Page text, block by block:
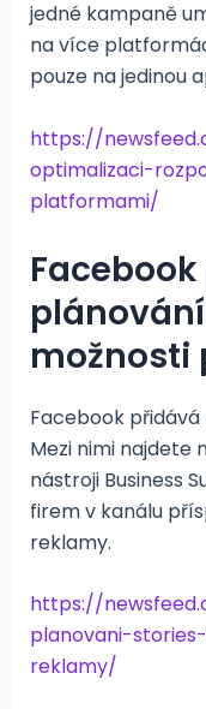
jedné kampaně
na více
pouze na jedinou
https://
optimalizaci-
platformami/
možnosti
Facebook
Mezi nimi najdete
nástroji Business
firem v kanálu
reklamy.
https://
planovani-
reklamy/